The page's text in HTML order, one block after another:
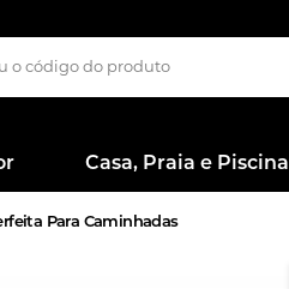
Casa, Praia e Piscina
Para Caminhadas